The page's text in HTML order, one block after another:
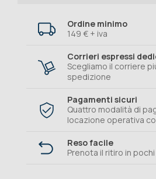
Ordine minimo
149 € + iva
Corrieri espressi
Scegliamo il corriere
spedizione
Pagamenti sicuri
Quattro modalità di
locazione operativa
Reso facile
Prenota il ritiro in